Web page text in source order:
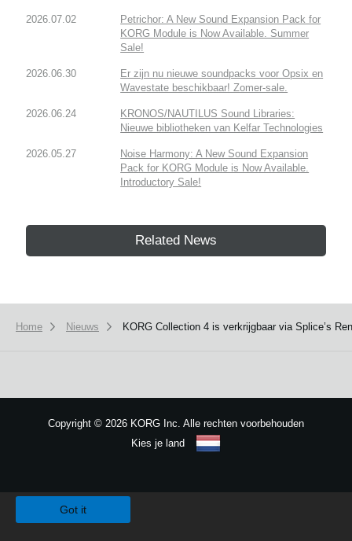
2026.07.02
Petrichor: A New Sound Expansion Pack for
KORG Module is Now Available. Summer
Sale!
2026.06.30
Er zijn nu nieuwe soundpacks voor Opsix en
Wavestate beschikbaar! Zomer-sale.
2026.06.24
KRONOS/NAUTILUS Sound Libraries:
Nieuwe bibliotheken van Kelfar Technologies
2026.05.27
Noise Harmony: A New Sound Expansion
Pack for KORG Module is Now Available.
Introductory Sale!
Related News
Home Nieuws KORG Collection 4 is verkrijgbaar via Splice’s
Copyright © 2026 KORG Inc. Alle rechten voorbehouden
Kies je land
Got it